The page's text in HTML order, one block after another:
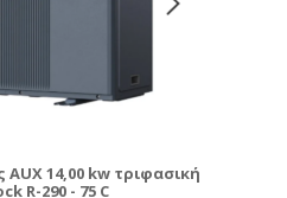
14,00 kw τριφασική
R-290 - 75 C